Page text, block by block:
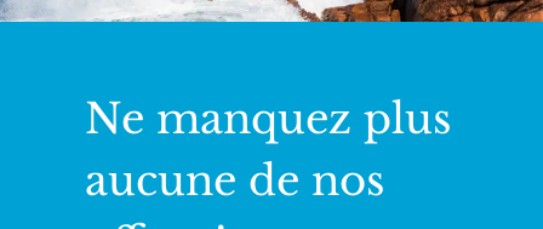
Ne manquez plus
aucune de nos